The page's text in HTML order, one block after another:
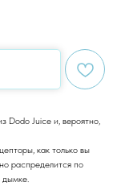
Dodo Juice и, вероятно,
как только вы
распределится по
дымке.